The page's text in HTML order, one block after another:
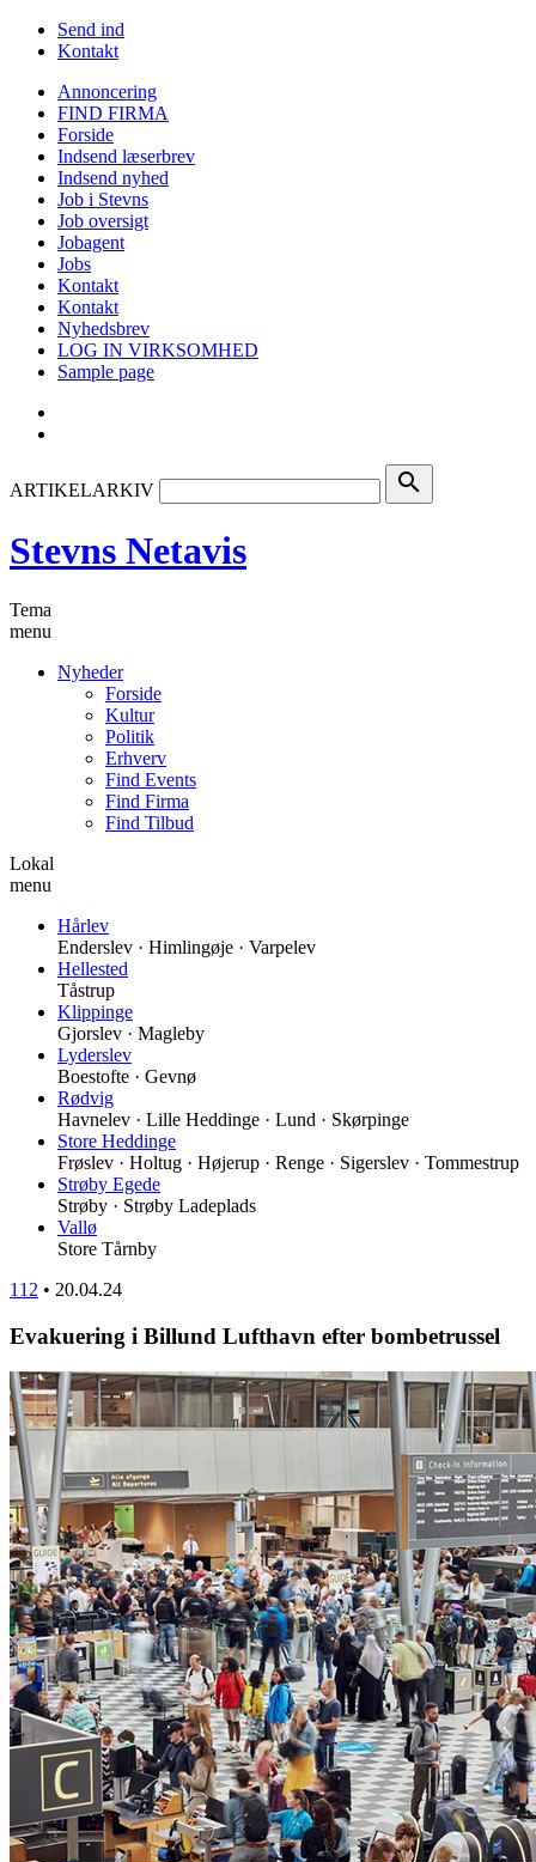
Send ind
Kontakt
Annoncering
FIND FIRMA
Forside
Indsend læserbrev
Indsend nyhed
Job i Stevns
Job oversigt
Jobagent
Jobs
Kontakt
Kontakt
Nyhedsbrev
LOG IN VIRKSOMHED
Sample page
ARTIKELARKIV search
Stevns Netavis
Tema
menu
Nyheder
Forside
Kultur
Politik
Erhverv
Find Events
Find Firma
Find Tilbud
Lokal
menu
Hårlev
Enderslev · Himlingøje · Varpelev
Hellested
Tåstrup
Klippinge
Gjorslev · Magleby
Lyderslev
Boestofte · Gevnø
Rødvig
Havnelev · Lille Heddinge · Lund · Skørpinge
Store Heddinge
Frøslev · Holtug · Højerup · Renge · Sigerslev · Tommestrup
Strøby Egede
Strøby · Strøby Ladeplads
Vallø
Store Tårnby
112 • 20.04.24
Evakuering i Billund Lufthavn efter bombetrussel